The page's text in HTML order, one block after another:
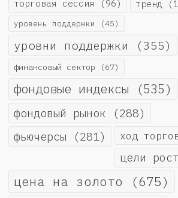
торговая сессия (96) тренд
уровень поддержки (45)
уровни поддержки (355)
финансовый сектор (67)
фондовые индексы (535)
фондовый рынок (288)
фьючерсы (281) ход
цели
цена на золото (675)